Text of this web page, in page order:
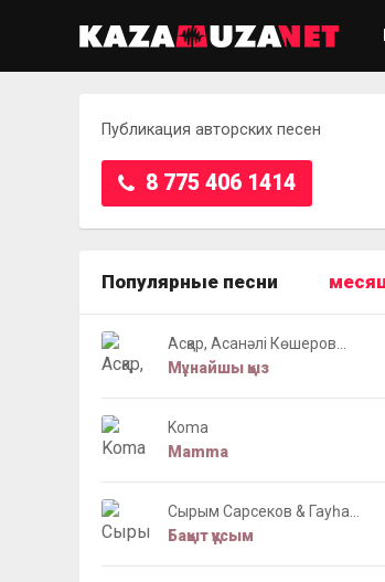
Публикация авторских песен
8 775 406 1414
Популярные песни
Асқар, Асанәлі Көшеров...
Мұнайшы қыз
Koma
Mamma
Сырым Сарсеков & Гауһа...
Бақыт құсым